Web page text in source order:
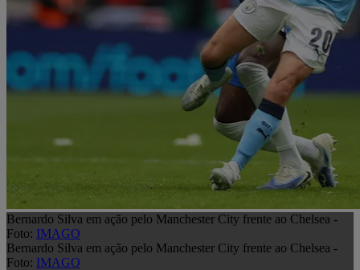
Bernardo Silva em ação pelo Manchester City frente ao Chelsea -
Foto: IMAGO
Bernardo Silva em ação pelo Manchester City frente ao Chelsea -
Foto: IMAGO